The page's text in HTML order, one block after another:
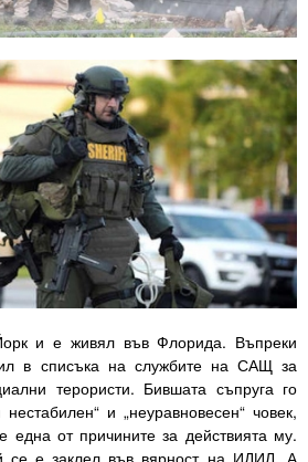
и е живял във Флорида. Въпреки
в списъка на службите на САЩ за
терористи. Бившата съпруга го
и „неуравновесен“ човек,
една от причините за действията му.